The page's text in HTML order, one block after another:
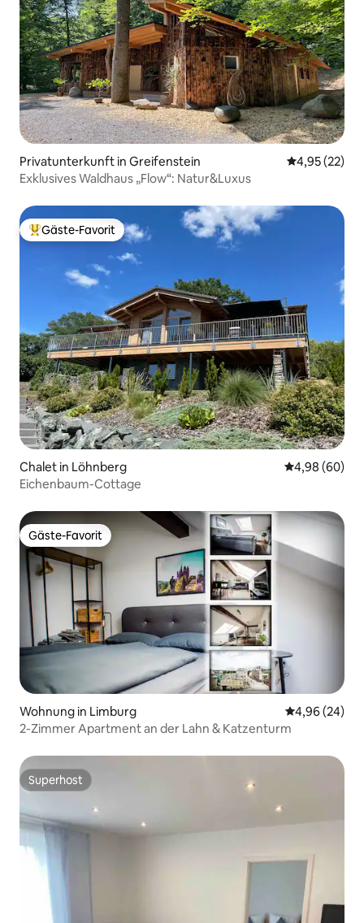
Privatunterkunft in Greifenstein
4,95 (22)
Exklusives Waldhaus „Flow“: Natur&Luxus
Beliebter Gäste-Favorit.
Gäste-Favorit
Chalet in Löhnberg
4,98 (60)
Eichenbaum-Cottage
Gäste-Favorit
Gäste-Favorit
Wohnung in Limburg
4,96 (24)
2-Zimmer Apartment an der Lahn & Katzenturm
Superhost
Superhost